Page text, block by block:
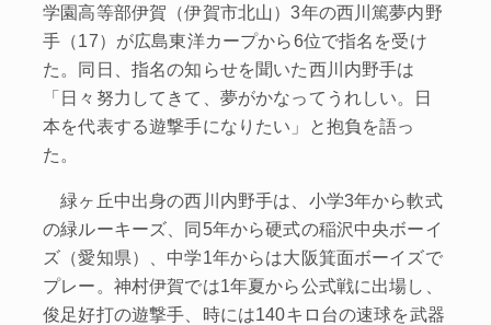
学園高等部伊賀（伊賀市北山）3年の西川篤夢内野
手（17）が広島東洋カープから6位で指名を受け
た。同日、指名の知らせを聞いた西川内野手は
「日々努力してきて、夢がかなってうれしい。日
本を代表する遊撃手になりたい」と抱負を語っ
た。
緑ヶ丘中出身の西川内野手は、小学3年から軟式
の緑ルーキーズ、同5年から硬式の稲沢中央ボーイ
ズ（愛知県）、中学1年からは大阪箕面ボーイズで
プレー。神村伊賀では1年夏から公式戦に出場し、
俊足好打の遊撃手、時には140キロ台の速球を武器